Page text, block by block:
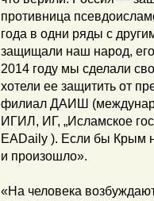
противница
года в одни ряды с
защищали наш народ, его
2014 году мы сделали
хотели ее защитить от
филиал ДАИШ
ИГИЛ, ИГ, „Исламское
EADaily ). Если бы Крым
и произошло».
«На человека